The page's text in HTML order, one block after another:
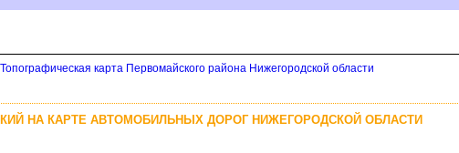
карта Первомайского района Нижегородской области
НА КАРТЕ АВТОМОБИЛЬНЫХ ДОРОГ НИЖЕГОРОДСКОЙ ОБЛАСТИ